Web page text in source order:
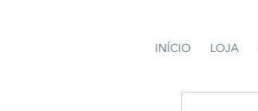
INÍCIO LOJA